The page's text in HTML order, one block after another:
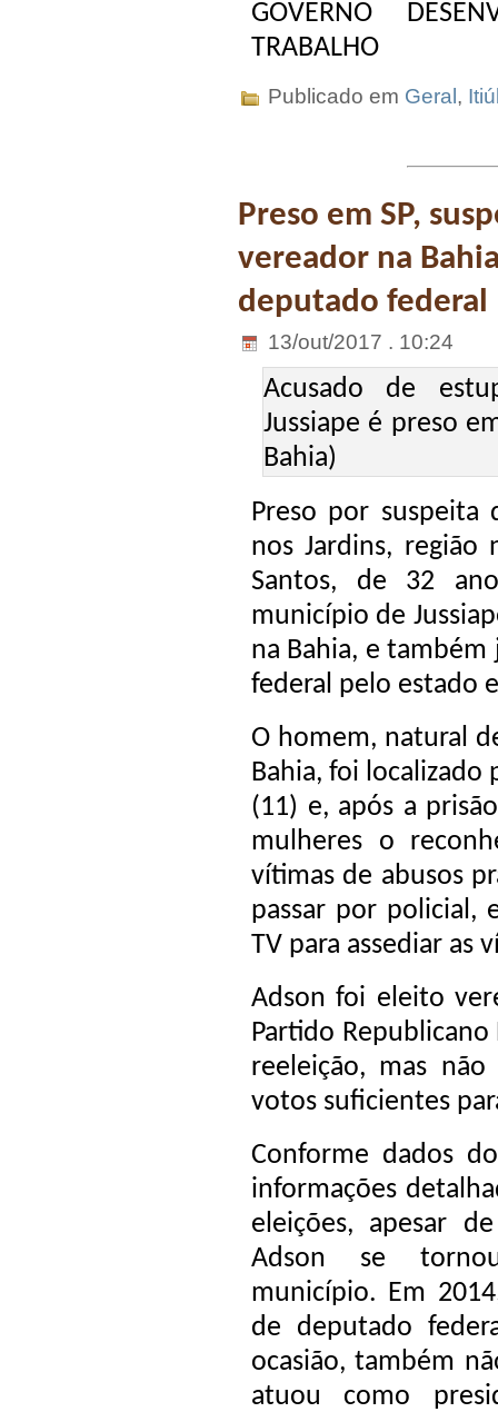
GOVERNO
TRABALHO
Publicado em Geral,
Preso em SP,
vereador na
deputado federal
13/out/2017 . 10:24
Acusado de
Jussiape é preso
Bahia)
Preso por
nos Jardins, região
Santos, de 32
município de
na Bahia, e
federal pelo estado
O homem, natural
Bahia, foi localizado
(11) e, após a
mulheres o
vítimas de abusos
passar por policial,
TV para assediar as
Adson foi eleito
Partido
reeleição, mas
votos suficientes
Conforme dados
informações
eleições, apesar
Adson se
município. Em
de deputado
ocasião, também
atuou como